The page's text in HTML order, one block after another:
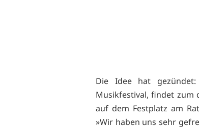
Die Idee hat
Musikfestival, findet zum
auf dem Festplatz am
»Wir haben uns sehr